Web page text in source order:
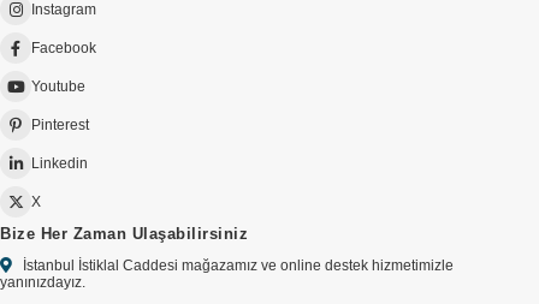
Instagram
Facebook
Youtube
Pinterest
Linkedin
X
Bize Her Zaman Ulaşabilirsiniz
İstanbul İstiklal Caddesi mağazamız ve online destek hizmetimizle
yanınızdayız.